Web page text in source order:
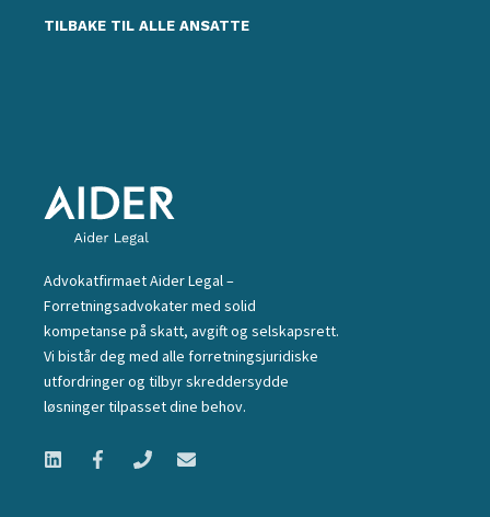
TILBAKE TIL ALLE ANSATTE
Advokatfirmaet Aider Legal –
Forretningsadvokater med solid
kompetanse på skatt, avgift og selskapsrett.
Vi bistår deg med alle forretningsjuridiske
utfordringer og tilbyr skreddersydde
løsninger tilpasset dine behov.